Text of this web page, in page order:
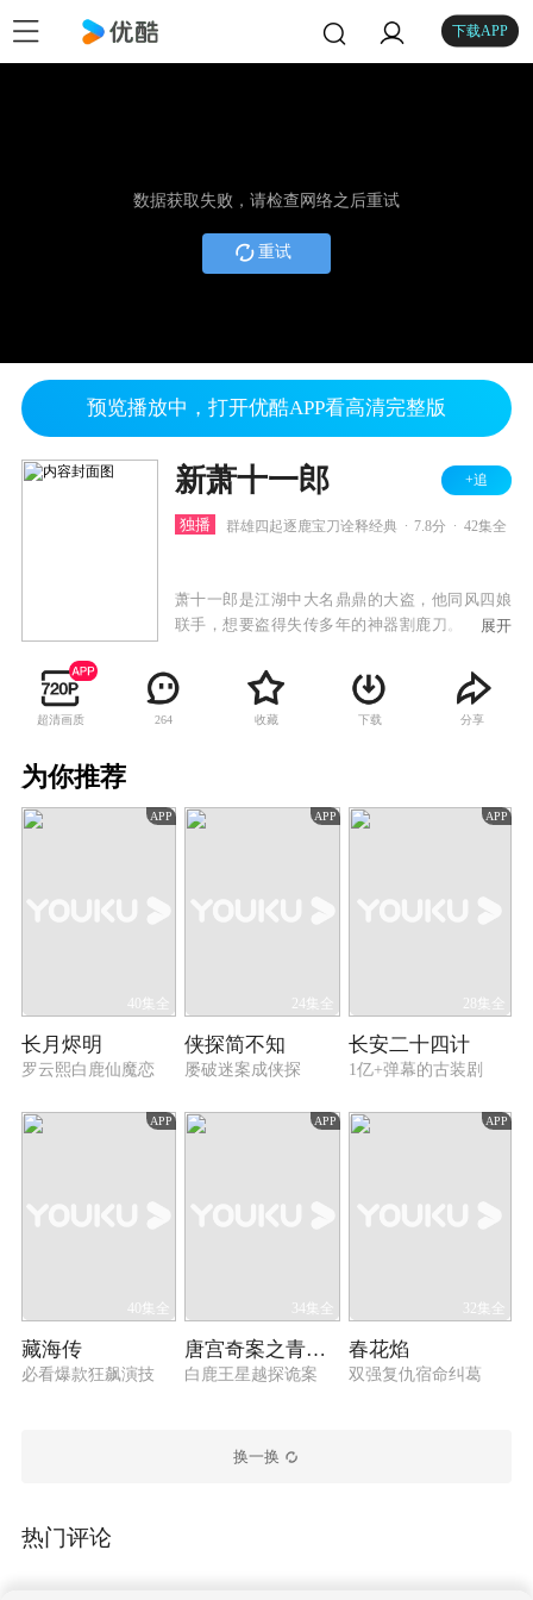
下载APP
数据获取失败，请检查网络之后重试
重试
预览播放中，打开优酷APP看高清完整版
新萧十一郎 +追
独播 群雄四起逐鹿宝刀诠释经典 7.8分 42集全
萧十一郎是江湖中大名鼎鼎的大盗，他同风四娘
联手，想要盗得失传多年的神器割鹿刀。沈璧君
婚，而沈璧君的嫁妆正是这割鹿刀。曾经，年幼
的萧十一郎和沈璧君之间有着一段两小无猜的美
好时光，如今两人重逢，命运的齿轮就此转动。
情，令铁血冷酷的连城璧怀恨在心，在沈飞云的
展开
超清画质 264 收藏 下载 分享
为你推荐
APP
40集全
长月烬明
罗云熙白鹿仙魔恋
APP
24集全
侠探简不知
屡破迷案成侠探
APP
28集全
长安二十四计
1亿+弹幕的古装剧
APP
40集全
藏海传
必看爆款狂飙演技
APP
34集全
唐宫奇案之青雾风鸣
白鹿王星越探诡案
APP
32集全
春花焰
双强复仇宿命纠葛
换一换
热门评论